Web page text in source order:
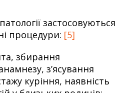
застосовуються
процедури: [5]
збирання
з’ясування
куріння, наявність